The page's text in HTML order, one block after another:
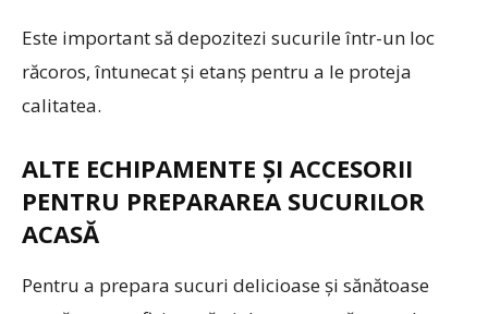
Este important să depozitezi sucurile într-un loc
răcoros, întunecat și etanș pentru a le proteja
calitatea.
ALTE ECHIPAMENTE ȘI ACCESORII
PENTRU PREPARAREA SUCURILOR
ACASĂ
Pentru a prepara sucuri delicioase și sănătoase